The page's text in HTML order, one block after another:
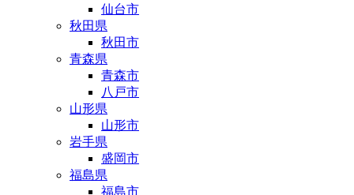
仙台市
秋田県
秋田市
青森県
青森市
八戸市
山形県
山形市
岩手県
盛岡市
福島県
福島市